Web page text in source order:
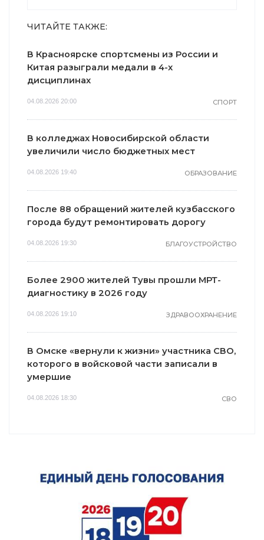
ЧИТАЙТЕ ТАКЖЕ:
В Красноярске спортсмены из России и
Китая разыграли медали в 4-х
дисциплинах
04.08.2026 20:00 СПОРТ
В колледжах Новосибирской области
увеличили число бюджетных мест
04.08.2026 19:40 ОБРАЗОВАНИЕ
После 88 обращений жителей кузбасского
города будут ремонтировать дорогу
04.08.2026 19:30 БЛАГОУСТРОЙСТВО
Более 2900 жителей Тувы прошли МРТ-
диагностику в 2026 году
04.08.2026 19:10 ЗДРАВООХРАНЕНИЕ
В Омске «вернули к жизни» участника СВО,
которого в войсковой части записали в
умершие
04.08.2026 18:30 СВО